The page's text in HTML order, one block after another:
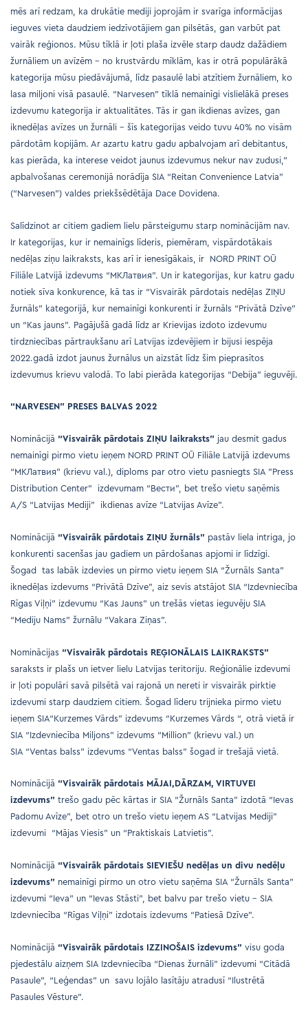
mēs arī redzam, ka drukātie mediji joprojām ir svarīga informācijas
ieguves vieta daudziem iedzīvotājiem gan pilsētās, gan varbūt pat
vairāk reģionos. Mūsu tīklā ir ļoti plaša izvēle starp daudz dažādiem
žurnāliem un avīzēm – no krustvārdu mīklām, kas ir otrā populārākā
kategorija mūsu piedāvājumā, līdz pasaulē labi atzītiem žurnāliem, ko
lasa miljoni visā pasaulē. “Narvesen” tīklā nemainīgi vislielākā preses
izdevumu kategorija ir aktualitātes. Tās ir gan ikdienas avīzes, gan
iknedēļas avīzes un žurnāli – šīs kategorijas veido tuvu 40% no visām
pārdotām kopijām. Ar azartu katru gadu apbalvojam arī debitantus,
kas pierāda, ka interese veidot jaunus izdevumus nekur nav zudusi,”
apbalvošanas ceremonijā norādīja SIA “Reitan Convenience Latvia”
(“Narvesen”) valdes priekšsēdētāja Dace Dovidena.
Salīdzinot ar citiem gadiem lielu pārsteigumu starp nominācijām nav.
Ir kategorijas, kur ir nemainīgs līderis, piemēram, vispārdotākais
nedēļas ziņu laikraksts, kas arī ir ienesīgākais, ir NORD PRINT OŪ
Filiāle Latvijā izdevums “MKЛатвия”. Un ir kategorijas, kur katru gadu
notiek sīva konkurence, kā tas ir “Visvairāk pārdotais nedēļas ZIŅU
žurnāls” kategorijā, kur nemainīgi konkurenti ir žurnāls “Privātā Dzīve”
un “Kas jauns”. Pagājušā gadā līdz ar Krievijas izdoto izdevumu
tirdzniecības pārtraukšanu arī Latvijas izdevējiem ir bijusi iespēja
2022.gadā izdot jaunus žurnālus un aizstāt līdz šim pieprasītos
izdevumus krievu valodā. To labi pierāda kategorijas “Debija” ieguvēji.
“NARVESEN” PRESES BALVAS 2022
Nominācijā “Visvairāk pārdotais ZIŅU laikraksts” jau desmit gadus
nemainīgi pirmo vietu ieņem NORD PRINT OŪ Filiāle Latvijā izdevums
“MKЛатвия” (krievu val.),
diploms par otro vietu pasniegts SIA ”Press
Distribution Center” izdevumam “Вести”, bet trešo vietu saņēmis
A/S “Latvijas Mediji” ikdienas avīze “Latvijas Avīze”.
Nominācijā “Visvairāk pārdotais ZIŅU žurnāls” pastāv liela intriga, jo
konkurenti sacenšas jau gadiem un pārdošanas apjomi ir līdzīgi.
Šogad tas labāk izdevies un pirmo vietu ieņem SIA “Žurnāls Santa”
iknedēļas izdevums “Privātā Dzīve”, aiz sevis atstājot SIA “Izdevniecība
Rīgas Viļņi” izdevumu “Kas Jauns” un trešās vietas ieguvēju SIA
“Mediju Nams” žurnālu “Vakara Ziņas”.
Nominācijas “Visvairāk pārdotais REĢIONĀLAIS LAIKRAKSTS”
saraksts ir plašs un ietver lielu Latvijas teritoriju. Reģionālie izdevumi
ir ļoti populāri savā pilsētā vai rajonā un nereti ir visvairāk pirktie
izdevumi starp daudziem citiem. Šogad līderu trijnieka pirmo vietu
ieņem SIA“Kurzemes Vārds” izdevums “Kurzemes Vārds “, otrā vietā ir
SIA “Izdevniecība Miljons” izdevums “Million” (krievu val.) un
SIA “Ventas balss” izdevums “Ventas balss” šogad ir trešajā vietā.
Nominācijā “Visvairāk pārdotais MĀJAI,DĀRZAM, VIRTUVEI
izdevums” trešo gadu pēc kārtas ir SIA “Žurnāls Santa” izdotā “Ievas
Padomu Avīze”, bet otro un trešo vietu ieņem AS “Latvijas Mediji”
izdevumi “Mājas Viesis” un “Praktiskais Latvietis”.
Nominācijā “Visvairāk pārdotais SIEVIEŠU nedēļas un divu nedēļu
izdevums” nemainīgi pirmo un otro vietu saņēma SIA “Žurnāls Santa”
izdevumi “Ieva” un “Ievas Stāsti”, bet balvu par trešo vietu – SIA
Izdevniecība “Rīgas Viļņi” izdotais izdevums “Patiesā Dzīve”.
Nominācijā “Visvairāk pārdotais IZZINOŠAIS izdevums” visu goda
pjedestālu aizņem SIA Izdevniecība “Dienas žurnāli” izdevumi “Citādā
Pasaule”, “Leģendas” un savu lojālo lasītāju atradusī “Ilustrētā
Pasaules Vēsture”.